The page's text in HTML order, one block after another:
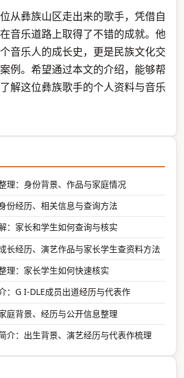
从彝族山区走出来的歌手，凭借自
音乐道路上取得了不错的成就。他
音乐人的成长史，更是民族文化交
例。希望通过本文的介绍，能够帮
解这位彝族歌手的个人资料与音乐
理：身份背景、作品与家庭情况
份经历、相关信息与查询方法
：家长和学生如何查询与核实
长经历、演艺作品与家长学生查资料方法
理：家长学生如何快速核实
：G I-DLE成员出道经历与代表作
庭背景、经历与公开信息整理
介：出生背景、演艺经历与代表作梳理